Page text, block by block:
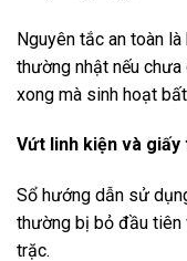
Nguyên tắc an toàn
thường nhật nếu
xong mà sinh hoạt
Vứt linh kiện và giấy
Sổ hướng dẫn sử
thường bị bỏ đầu tiên
trặc.